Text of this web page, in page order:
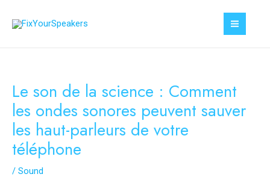
Le son de la science : Comment
les ondes sonores peuvent sauver
les haut-parleurs de votre
téléphone
/ Sound